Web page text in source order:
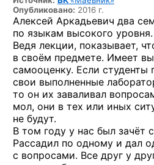
Опубликовано: 2016 г.
Алексей Аркадьевич два
по языкам высокого
Ведя лекции, показывает,
в своём предмете. Имеет
самооценку. Если студенты
свои выполненные
то он их заваливал
мол, они в тех или иных
не будут.
В том году у нас был зачёт
Рассадил по одному и дал
с вопросами. Все друг у